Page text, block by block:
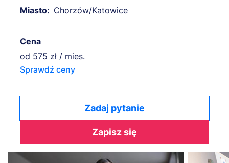
Miasto: Chorzów/Katowice
Cena
od 575 zł / mies.
Sprawdź ceny
Zadaj pytanie
Zapisz się